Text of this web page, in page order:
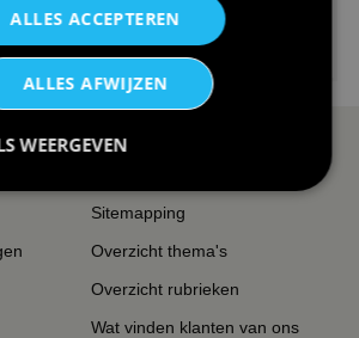
I love korfbal t-shirt sport s...
OVERZICHT
Sitemapping
Overzicht thema's
Overzicht rubrieken
Wat vinden klanten van ons
ALLES ACCEPTEREN
ALLES AFWIJZEN
WEERGEVEN